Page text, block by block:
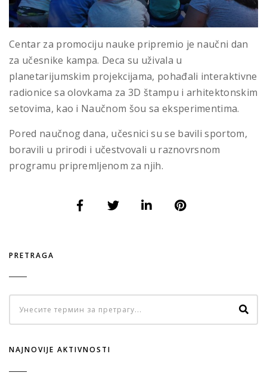
Centar za promociju nauke pripremio je naučni dan
za učesnike kampa. Deca su uživala u
planetarijumskim projekcijama, pohađali interaktivne
radionice sa olovkama za 3D štampu i arhitektonskim
setovima, kao i Naučnom šou sa eksperimentima.
Pored naučnog dana, učesnici su se bavili sportom,
boravili u prirodi i učestvovali u raznovrsnom
programu pripremljenom za njih.
PRETRAGA
NAJNOVIJE AKTIVNOSTI